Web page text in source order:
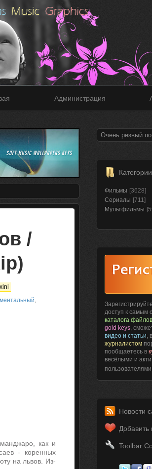
Администрация
/
,
как и
- коренных
на львов. Из-
Фильмы [3628]
Сериалы [711]
Мультфильмы
доступ к самым
каталога файлов
gold keys,
видео и статьи,
журналистом
пообщаетесь в
весёлыми и
Новости
Добавить
Toolbar